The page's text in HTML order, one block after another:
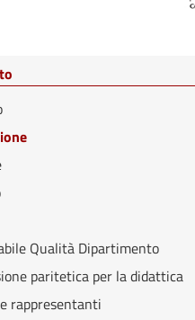
Qualità Dipartimento
paritetica per la didattica
rappresentanti